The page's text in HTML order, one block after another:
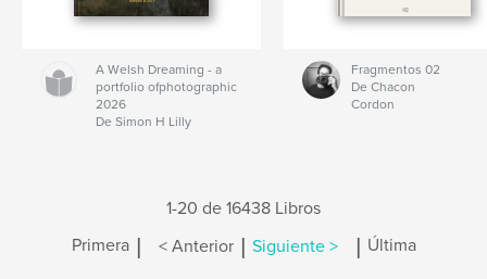
A Welsh Dreaming - a
portfolio ofphotographic
2026
De Simon H Lilly
Fragmentos 02
De Chacon
Cordon
1-20 de 16438 Libros
Primera | < Anterior | Siguiente > | Última